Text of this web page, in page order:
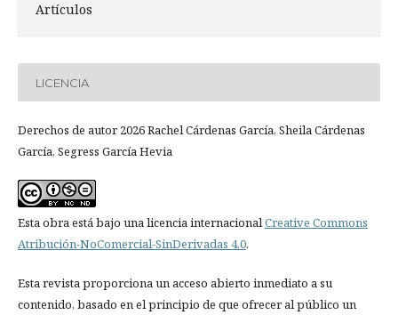
Artículos
LICENCIA
Derechos de autor 2026 Rachel Cárdenas García, Sheila Cárdenas
García, Segress García Hevia
Esta obra está bajo una licencia internacionalCreative Commons
Atribución-NoComercial-SinDerivadas 4.0.
Esta revista proporciona un acceso abierto inmediato a su
contenido, basado en el principio de que ofrecer al público un